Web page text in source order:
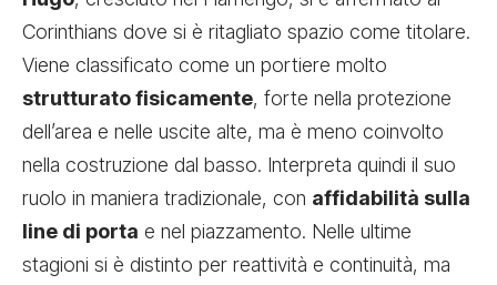
Corinthians dove si è ritagliato spazio come titolare.
Viene classificato come un portiere molto
strutturato fisicamente, forte nella protezione
dell’area e nelle uscite alte, ma è meno coinvolto
nella costruzione dal basso. Interpreta quindi il suo
ruolo in maniera tradizionale, con affidabilità sulla
line di porta e nel piazzamento. Nelle ultime
stagioni si è distinto per reattività e continuità, ma